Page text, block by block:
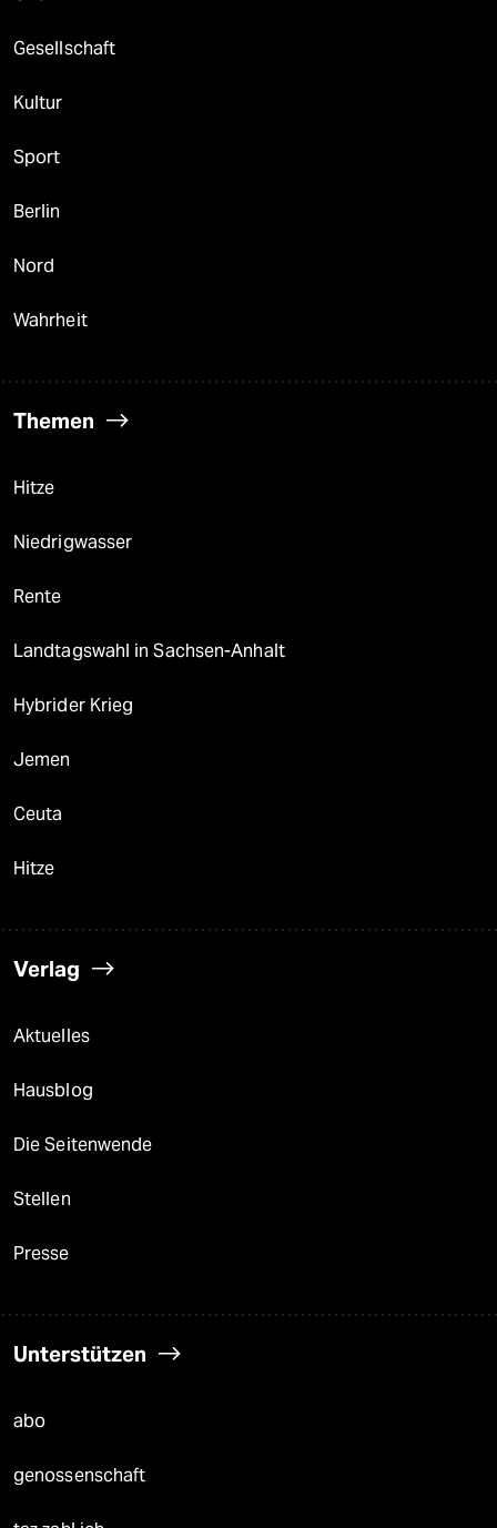
Gesellschaft
Kultur
Sport
Berlin
Nord
Wahrheit
Themen
Hitze
Niedrigwasser
Rente
Landtagswahl in Sachsen-Anhalt
Hybrider Krieg
Jemen
Ceuta
Hitze
Verlag
Aktuelles
Hausblog
Die Seitenwende
Stellen
Presse
Unterstützen
abo
genossenschaft